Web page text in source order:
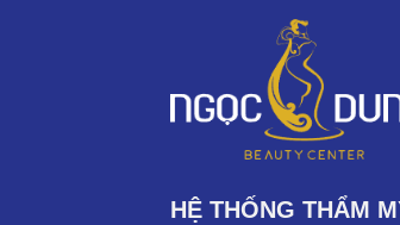
HỆ THỐNG THẨM